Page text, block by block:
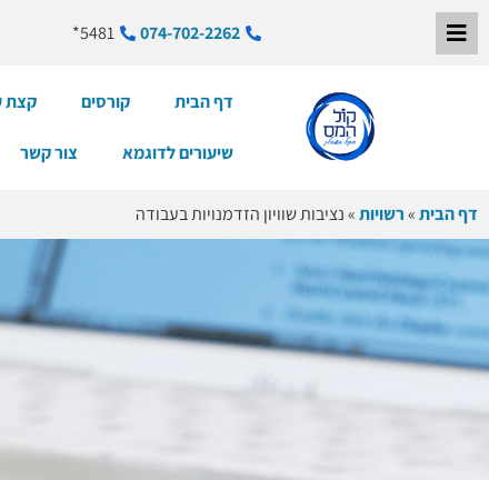
074-702-2262
5481*
דף הבית קורסים קצת
שיעורים לדוגמא צור קשר
דף הבית»רשויות»נציבות שוויון הזדמנויות בעבודה